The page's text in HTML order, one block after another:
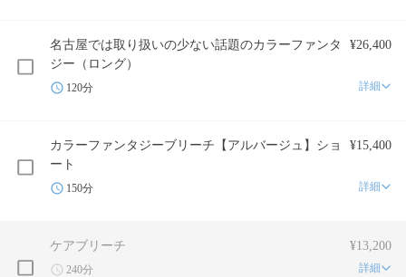
名古屋では取り扱いの少ない話題のカラーファンタ
ジー（ロング）
¥26,400
120分 詳細
カラーファンタジーブリーチ【アルバージュ】ショ
ート
¥15,400
150分 詳細
ケアブリーチ ¥13,200
240分 詳細